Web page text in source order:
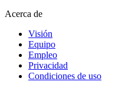
Acerca de
Visión
Equipo
Empleo
Privacidad
Condiciones de uso